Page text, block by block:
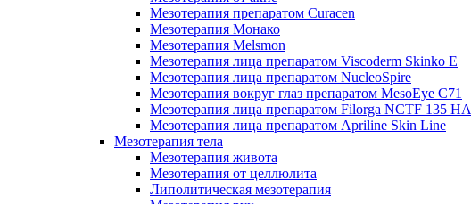
Мезотерапия препаратом Curacen
Мезотерапия Монако
Мезотерапия Melsmon
Мезотерапия лица препаратом Viscoderm Skinko E
Мезотерапия лица препаратом NucleoSpire
Мезотерапия вокруг глаз препаратом MesoEye С71
Мезотерапия лица препаратом Filorga NCTF 135 HA
Мезотерапия лица препаратом Apriline Skin Line
Мезотерапия тела
Мезотерапия живота
Мезотерапия от целлюлита
Липолитическая мезотерапия